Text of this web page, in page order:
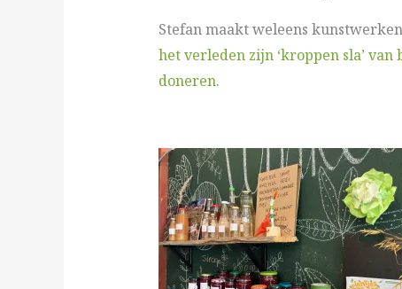
Stefan maakt weleens
het verleden zijn ‘kroppen sla’
doneren.